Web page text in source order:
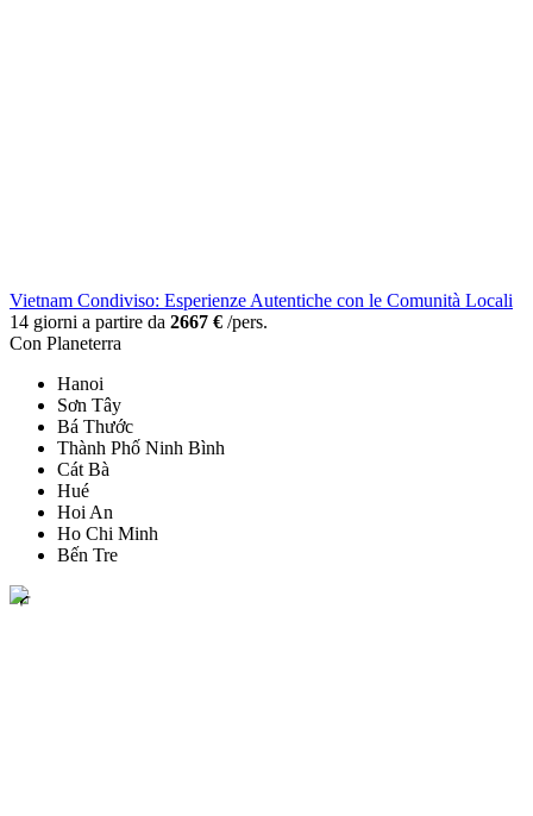
Vietnam Condiviso: Esperienze Autentiche con le Comunità Locali
14 giorni a partire da 2667 € /pers.
Con Planeterra
Hanoi
Sơn Tây
Bá Thước
Thành Phố Ninh Bình
Cát Bà
Hué
Hoi An
Ho Chi Minh
Bến Tre